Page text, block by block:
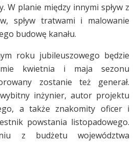
W planie między innymi spływ z
spływ tratwami i malowanie
budowę kanału.
roku jubileuszowego będzie
kwietnia i maja sezonu
zostanie też generał.
inżynier, autor projektu
a także znakomity oficer i
powstania listopadowego.
z budżetu województwa